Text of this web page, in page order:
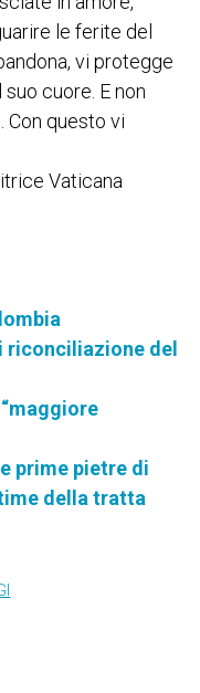
le ferite del
vi protegge
cuore. E non
Con questo vi
Vaticana
riconciliazione del
prime pietre di
della tratta